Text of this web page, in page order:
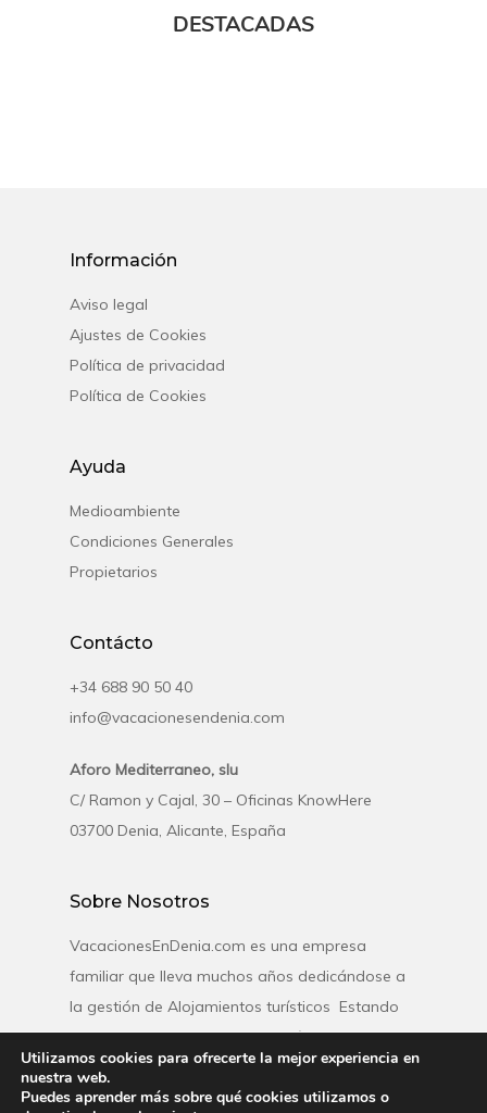
DESTACADAS
Información
Aviso legal
Ajustes de Cookies
Política de privacidad
Política de Cookies
Ayuda
Medioambiente
Condiciones Generales
Propietarios
Contácto
+34 688 90 50 40
info@vacacionesendenia.com
Aforo Mediterraneo, slu
C/ Ramon y Cajal, 30 – Oficinas KnowHere
03700 Denia, Alicante, España
Sobre Nosotros
VacacionesEnDenia.com es una empresa
familiar que lleva muchos años dedicándose a
la gestión de Alojamientos turísticos Estando
especializados en el destino turístico de Denia
contando con una amplia gama de
alojamientos turísticos.
Utilizamos cookies para ofrecerte la mejor experiencia en
nuestra web.
Puedes aprender más sobre qué cookies utilizamos o